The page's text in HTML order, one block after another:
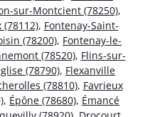
sur-Montcient (78250),
, Fontenay-Saint-
(78200), Fontenay-le-
(78520), Flins-sur-
(78790), Flexanville
(78810), Favrieux
, Épône (78680), Émancé